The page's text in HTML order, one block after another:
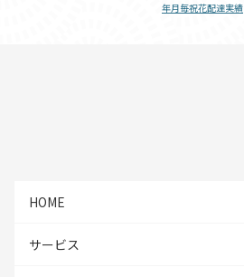
年月毎祝花配達実績
HOME
サービス